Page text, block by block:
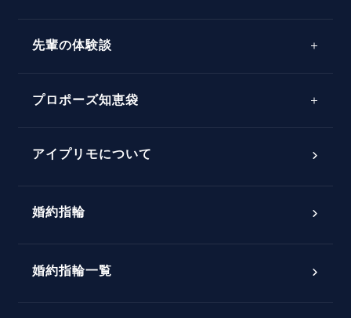
プロポーズアイテム
パーフェクトプロポーズリング
先輩の体験談
プロポーズ知恵袋
ダイヤモンドの品質とは？
アイプリモについて
婚約指輪
婚約指輪一覧